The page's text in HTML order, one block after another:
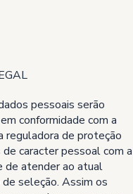
pessoais serão
conformidade com a
reguladora de proteção
caracter pessoal com a
de atender ao atual
seleção. Assim os